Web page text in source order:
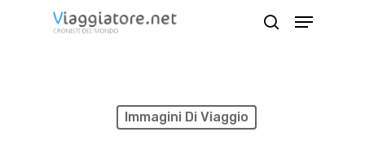
Menu
Immagini Di Viaggio